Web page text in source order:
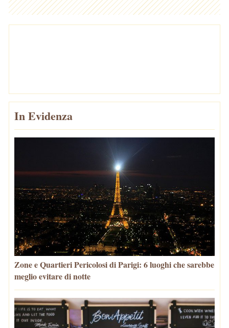
In Evidenza
Zone e Quartieri Pericolosi di Parigi: 6 luoghi che sarebbe
meglio evitare di notte